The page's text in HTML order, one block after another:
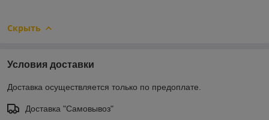
Скрыть
Условия доставки
Доставка осуществляется только по предоплате.
Доставка "Самовывоз"